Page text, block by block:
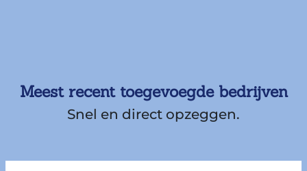
Meest recent toegevoegde bedrijven
Snel en direct opzeggen.